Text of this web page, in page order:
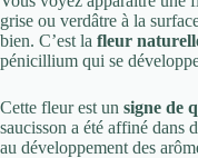
grise ou verdâtre à la
bien. C’est la fleur
pénicillium qui se
Cette fleur est un signe de
saucisson a été affiné dans
au développement des